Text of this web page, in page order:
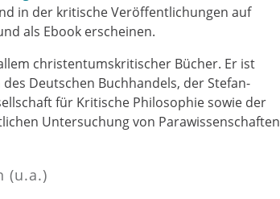
in der kritische Veröffentlichungen auf
als Ebook erscheinen.
christentumskritischer Bücher. Er ist
Deutschen Buchhandels, der Stefan-
für Kritische Philosophie sowie der
Untersuchung von Parawissenschaften
(u.a.)